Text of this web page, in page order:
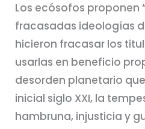
Los ecósofos proponen
fracasadas ideologías
hicieron fracasar los
usarlas en beneficio
desorden planetario
inicial siglo XXI, la
hambruna, injusticia y